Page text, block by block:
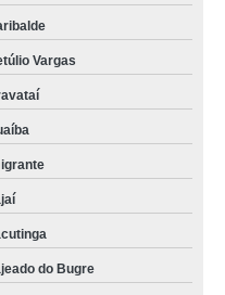
Vargas
do Bugre